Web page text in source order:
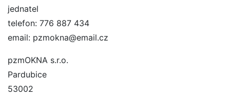
jednatel
telefon: 776 887 434
email: pzmokna@email.cz
pzmOKNA s.r.o.
Pardubice
53002